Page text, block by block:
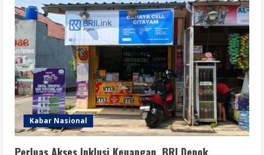
Kabar Nasional
Perluas Akses Inklusi Keuangan, BRI Depok